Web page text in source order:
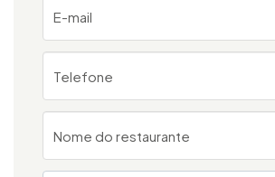
E-mail
Telefone
Nome do restaurante